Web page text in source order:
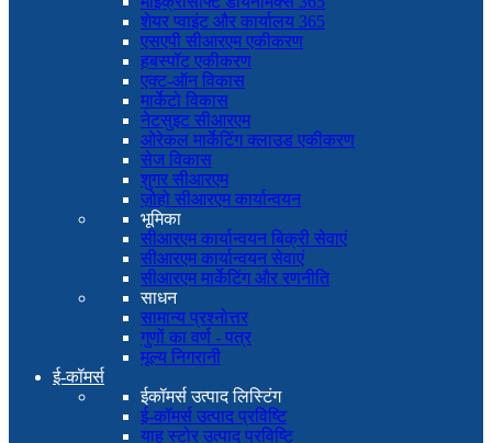
शेयर प्वाइंट और कार्यालय 365
एसएपी सीआरएम एकीकरण
हबस्पॉट एकीकरण
एक्ट-ऑन विकास
मार्केटो विकास
नेटसुइट सीआरएम
ओरेकल मार्केटिंग क्लाउड एकीकरण
सेज विकास
शुगर सीआरएम
ज़ोहो सीआरएम कार्यान्वयन
भूमिका
सीआरएम कार्यान्वयन बिक्री सेवाएं
सीआरएम कार्यान्वयन सेवाएं
सीआरएम मार्केटिंग और रणनीति
साधन
सामान्य प्रश्नोत्तर
गुणों का वर्ण - पत्र
मूल्य निगरानी
ई-कॉमर्स
ईकॉमर्स उत्पाद लिस्टिंग
ई-कॉमर्स उत्पाद प्रविष्टि
याहू स्टोर उत्पाद प्रविष्टि